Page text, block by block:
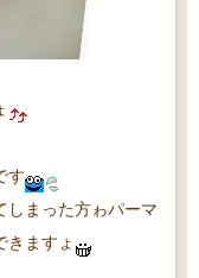
す
しまった方ゎパーマ
きますょ